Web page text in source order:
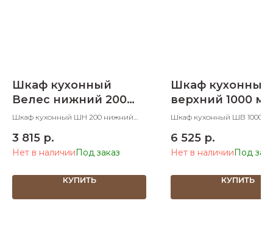
Шкаф кухонный
Велес нижний 200
мм
Шкаф кухонный ШН 200 нижний
3 815 р.
Нет в наличии
КУПИТЬ
Шкаф кухонный
верхний 1000 мм
Шкаф кухонный ШВ 1000
6 525 р.
Нет в наличии
КУПИТЬ